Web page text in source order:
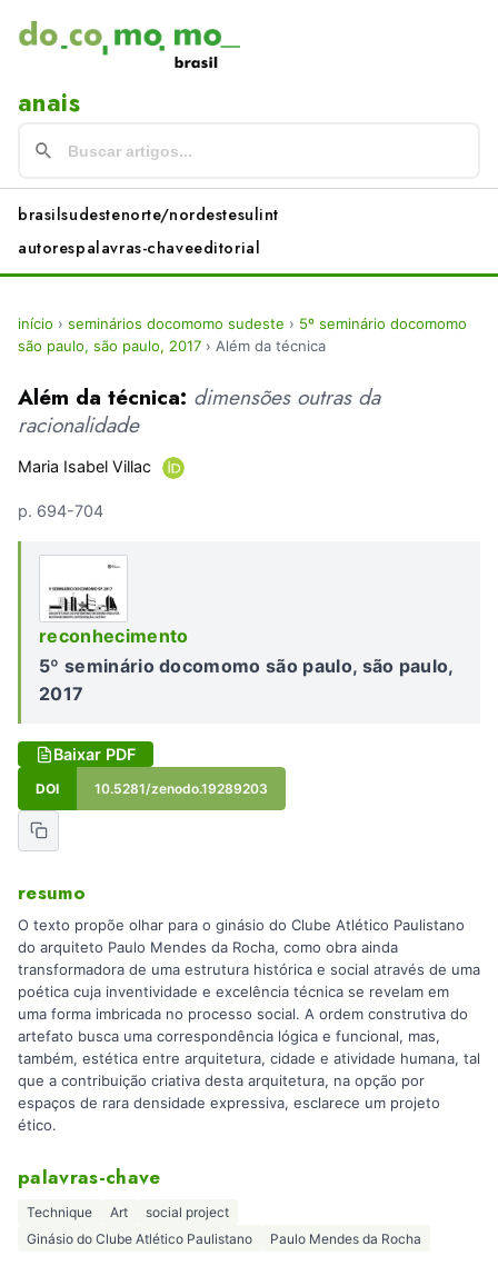
anais
brasilsudestenorte/nordestesulint
autorespalavras-chaveeditorial
início › seminários docomomo sudeste › 5º seminário docomomo
são paulo, são paulo, 2017 › Além da técnica
Além da técnica: dimensões outras da
racionalidade
Maria Isabel Villac
p. 694-704
reconhecimento
5º seminário docomomo são paulo, são paulo,
2017
Baixar PDF
DOI 10.5281/zenodo.19289203
resumo
O texto propõe olhar para o ginásio do Clube Atlético Paulistano
do arquiteto Paulo Mendes da Rocha, como obra ainda
transformadora de uma estrutura histórica e social através de uma
poética cuja inventividade e excelência técnica se revelam em
uma forma imbricada no processo social. A ordem construtiva do
artefato busca uma correspondência lógica e funcional, mas,
também, estética entre arquitetura, cidade e atividade humana, tal
que a contribuição criativa desta arquitetura, na opção por
espaços de rara densidade expressiva, esclarece um projeto
ético.
palavras-chave
Technique Art
social project
Ginásio do Clube Atlético Paulistano
Paulo Mendes da Rocha